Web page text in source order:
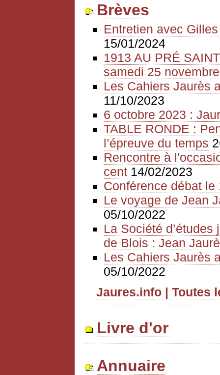
Brèves
Entretien avec
15/01/2024
1913 AU PRÉ
samedi 25
Les Cahiers Jaurès
11/10/2023
6 octobre 2023 :
TABLE RONDE :
l’épreuve du temps
Rencontre à
cent 14/02/2023
Conférence débat
Le voyage de Jean
05/10/2022
La Société
de Blois : Jean
Les Cahiers Jaurès
05/10/2022
Jaures.info | Toutes
Livre d'or
Annuaire